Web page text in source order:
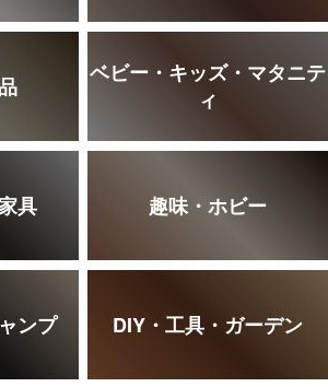
ベビー・キッズ・マタニテ
ィ
具 趣味・ホビー
ンプ DIY・工具・ガーデン